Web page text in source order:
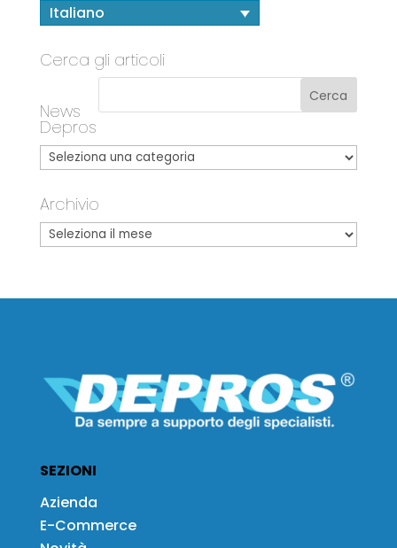
Italiano
Cerca gli articoli
News
Depros
Archivio
SEZIONI
Azienda
E-Commerce